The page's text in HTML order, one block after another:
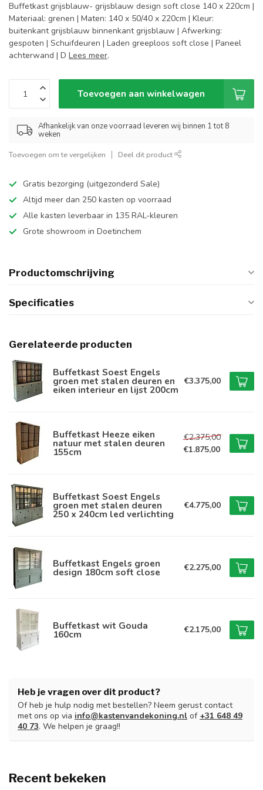
Buffetkast grijsblauw- grijsblauw design soft close 140 x 220cm |
Materiaal: grenen | Maten: 140 x 50/40 x 220cm | Kleur:
buitenkant grijsblauw binnenkant grijsblauw | Afwerking:
gespoten | Schuifdeuren | Laden greeploos soft close | Paneel
achterwand | D Lees meer.
Toevoegen aan winkelwagen
Afhankelijk van onze voorraad leveren wij binnen 1 tot 8
weken
Toevoegen om te vergelijken Deel dit product
Gratis bezorging (uitgezonderd Sale)
Altijd meer dan 250 kasten op voorraad
Alle kasten leverbaar in 135 RAL-kleuren
Grote showroom in Doetinchem
Productomschrijving
Specificaties
Gerelateerde producten
Buffetkast Soest Engels
groen met stalen deuren en
eiken interieur en lijst 200cm
€3.375,00
Buffetkast Heeze eiken
natuur met stalen deuren
155cm
€2.375,00
€1.875,00
Buffetkast Soest Engels
groen met stalen deuren
250 x 240cm led verlichting
€4.775,00
Buffetkast Engels groen
design 180cm soft close €2.275,00
Buffetkast wit Gouda
160cm €2.175,00
Heb je vragen over dit product?
Of heb je hulp nodig met bestellen? Neem gerust contact
met ons op via info@kastenvandekoning.nl of +31 648 49
40 73. We helpen je graag!!
Recent bekeken